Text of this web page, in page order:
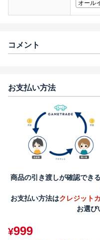
オール
コメント
お支払い方法
商品の引き渡しが確認でき
お支払い方法はクレジット
お選び
¥999